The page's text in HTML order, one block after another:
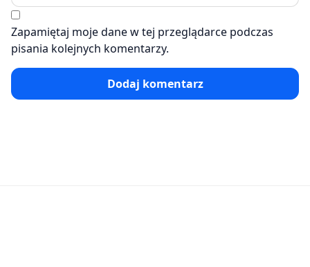
Zapamiętaj moje dane w tej przeglądarce podczas
pisania kolejnych komentarzy.
Dodaj komentarz